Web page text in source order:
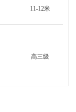
11-12米
高三级